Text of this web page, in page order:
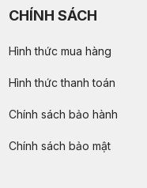
CHÍNH SÁCH
Hình thức mua hàng
Hình thức thanh toán
Chính sách bảo hành
Chính sách bảo mật